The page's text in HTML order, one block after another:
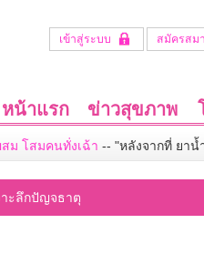
เข้าสู่ระบบ สมัครสม
หน้าแรก ข่าวสุขภาพ
ม โสมคนทั่งเฉ้า -- "หลังจากที่ ยา
าะลึกปัญจธาตุ